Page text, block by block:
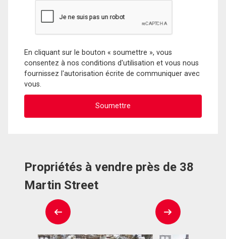
En cliquant sur le bouton « soumettre », vous
consentez à nos conditions d'utilisation et vous nous
fournissez l'autorisation écrite de communiquer avec
vous.
Propriétés à vendre près de 38
Martin Street